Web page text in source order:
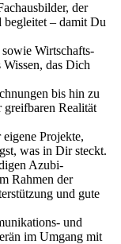
der
– damit Du
Wirtschafts-
das Dich
bis hin zu
Realität
Projekte,
was in Dir steckt.
Azubi-
Rahmen der
und gute
und
im Umgang mit